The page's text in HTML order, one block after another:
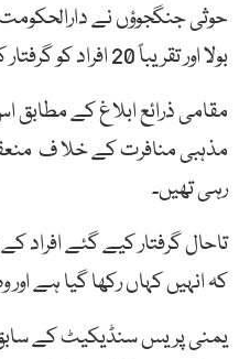
حوثی جنگجوؤں نے
بولا اور تقریباً 20 افراد کو گرفتار کر کے اپنے ہمراہ لے گئے۔
مقامی ذرائع ابلاغ کے
مذہبی منافرت کے خلا ف
رہی تھیں۔
تاحال گرفتار کیے گئے
کہ انہیں کہاں رکھا گیا ہے
یمنی پریس سنڈیکیٹ کے سابق